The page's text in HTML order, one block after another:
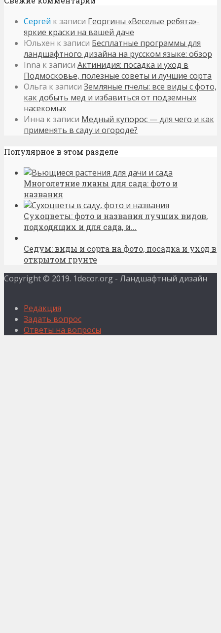
Сергей к записи Георгины «Веселые ребята»-
яркие краски на вашей даче
Юльхен к записи Бесплатные программы для
ландшафтного дизайна на русском языке: обзор
Inna к записи Актинидия: посадка и уход в
Подмосковье, полезные советы и лучшие сорта
Ольга к записи Земляные пчелы: все виды с фото,
как добыть мед и избавиться от подземных
насекомых
Инна к записи Медный купорос — для чего и как
применять в саду и огороде?
Популярное в этом разделе
Многолетние лианы для сада: фото и
названия
Сухоцветы: фото и названия лучших видов,
подходящих и для сада, и...
Седум: виды и сорта на фото, посадка и уход в
открытом грунте
Copyright © 2019. 1decor.org - Ландшафтный дизайн
Редакция
Задать вопрос
Ответы на вопросы